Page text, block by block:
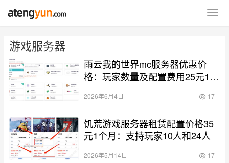
游戏服务器
雨云我的世界mc服务器优惠价
格：玩家数量及配置费用25元1个
2026年6月4日 17
饥荒游戏服务器租赁配置价格35
元1个月：支持玩家10人和24人
2026年5月14日 17